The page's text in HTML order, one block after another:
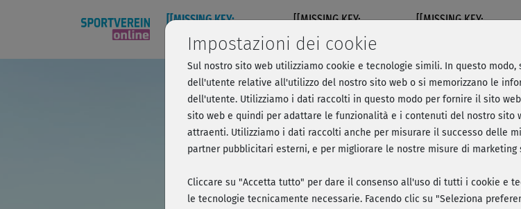
[[MISSING KEY:
NAVIGATION749]]
[[MISSING KEY:
NAVIGATION751]]
[[MISSING KEY:
Pilates per la schiena -
supina - Intensivo
Breve anteprima - Registrati e parti con l'allenamento!
Impostazioni dei cookie
Sul nostro sito web utilizziamo cookie e tecnologie simili. In questo
dell'utente relative all'utilizzo del nostro sito web o si memorizzano le
dell'utente. Utilizziamo i dati raccolti in questo modo per fornire il sito
sito web e quindi per adattare le funzionalità e i contenuti del nostro sito
attraenti. Utilizziamo i dati raccolti anche per misurare il successo delle
partner pubblicitari esterni, e per migliorare le nostre misure di marketing
Cliccare su "Accetta tutto" per dare il consenso all'uso di tutti i cookie e
le tecnologie tecnicamente necessarie. Facendo clic su "Seleziona